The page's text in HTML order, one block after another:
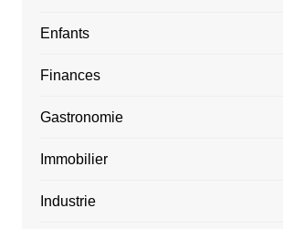
Enfants
Finances
Gastronomie
Immobilier
Industrie